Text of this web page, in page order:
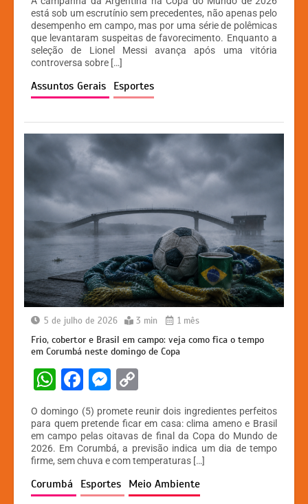
at
s
A
p
p
c
e
b
o
o
k
s
s
e
n
g
er
p
y
Li
n
k
está sob um escrutínio sem precedentes, não apenas pelo
desempenho em campo, mas por uma série de polêmicas
que levantaram suspeitas de favorecimento. Enquanto a
seleção de Lionel Messi avança após uma vitória
controversa sobre […]
Assuntos Gerais Esportes
5 de julho de 2026 3 min 1 mês
Frio, cobertor e Brasil em campo: veja como fica o tempo
em Corumbá neste domingo de Copa
W
h
at
s
A
p
F
a
c
e
b
o
M
s
s
e
n
p
y
Li
n
O domingo (5) promete reunir dois ingredientes perfeitos
para quem pretende ficar em casa: clima ameno e Brasil
em campo pelas oitavas de final da Copa do Mundo de
2026. Em Corumbá, a previsão indica um dia de tempo
firme, sem chuva e com temperaturas […]
Corumbá Esportes Meio Ambiente